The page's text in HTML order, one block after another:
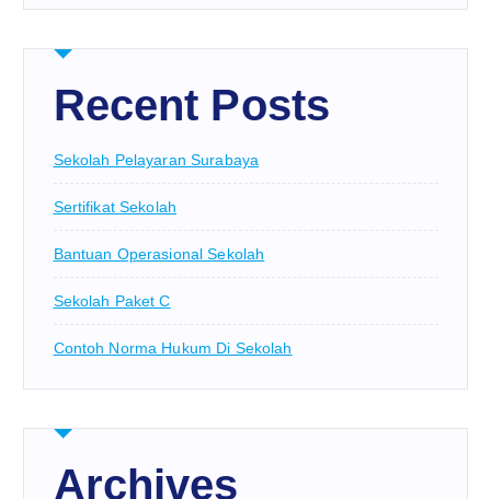
Recent Posts
Sekolah Pelayaran Surabaya
Sertifikat Sekolah
Bantuan Operasional Sekolah
Sekolah Paket C
Contoh Norma Hukum Di Sekolah
Archives